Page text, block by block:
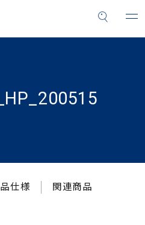
仕様 関連商品